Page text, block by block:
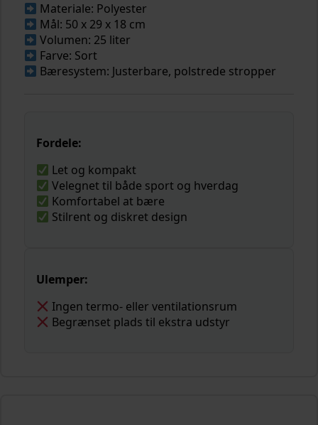
Materiale: Polyester
Mål: 50 x 29 x 18 cm
Volumen: 25 liter
Farve: Sort
Bæresystem: Justerbare, polstrede stropper
Fordele:
Let og kompakt
Velegnet til både sport og hverdag
Komfortabel at bære
Stilrent og diskret design
Ulemper:
Ingen termo- eller ventilationsrum
Begrænset plads til ekstra udstyr